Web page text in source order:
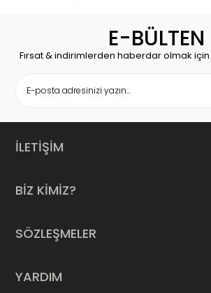
E-BÜLTEN
Fırsat & indirimlerden haberdar olmak
İLETİŞİM
BİZ KİMİZ?
SÖZLEŞMELER
YARDIM